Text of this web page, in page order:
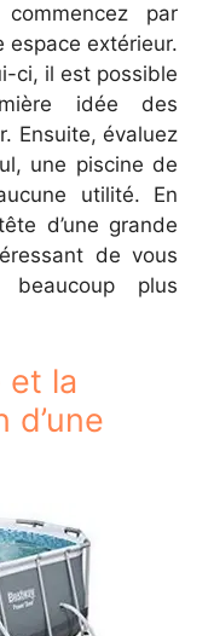
par
espace extérieur.
ci, il est possible
idée des
Ensuite, évaluez
une piscine de
utilité. En
d’une grande
de vous
plus
et la
d’une